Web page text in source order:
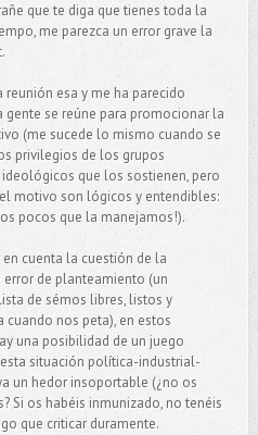
que te diga que tienes toda la
me parezca un error grave la
esa y me ha parecido
gente se reúne para promocionar la
(me sucede lo mismo cuando se
privilegios de los grupos
que los sostienen, pero
motivo son lógicos y entendibles:
pocos que la manejamos!).
cuenta la cuestión de la
de planteamiento (un
de sémos libres, listos y
nos peta), en estos
una posibilidad de un juego
situación política-industrial-
un hedor insoportable (¿no os
Si os habéis inmunizado, no tenéis
que criticar duramente.